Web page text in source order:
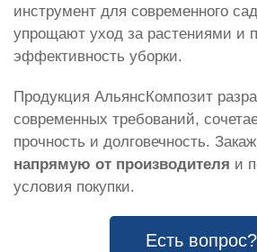
инструмент для современного
упрощают уход за растениями и
эффективность уборки.
Продукция АльянсКомпозит
современных требований,
прочность и долговечность.
напрямую от производителя и
условия покупки.
Есть вопрос?